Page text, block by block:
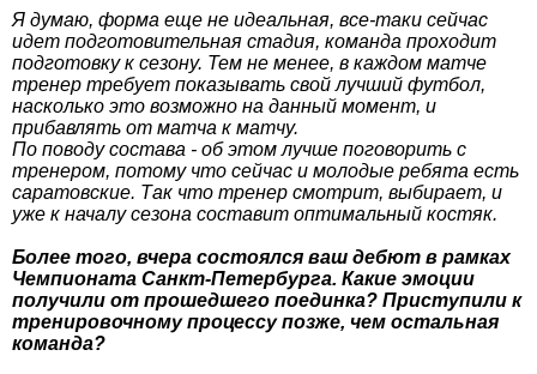
Я думаю, форма еще не идеальная, все-таки сейчас
идет подготовительная стадия, команда проходит
подготовку к сезону. Тем не менее, в каждом матче
тренер требует показывать свой лучший футбол,
насколько это возможно на данный момент, и
прибавлять от матча к матчу.
По поводу состава - об этом лучше поговорить с
тренером, потому что сейчас и молодые ребята есть
саратовские. Так что тренер смотрит, выбирает, и
уже к началу сезона составит оптимальный костяк.
Более того, вчера состоялся ваш дебют в рамках
Чемпионата Санкт-Петербурга. Какие эмоции
получили от прошедшего поединка? Приступили к
тренировочному процессу позже, чем остальная
команда?